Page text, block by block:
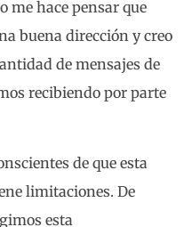
me hace pensar que
buena dirección y creo
de mensajes de
recibiendo por parte
de que esta
limitaciones. De
esta